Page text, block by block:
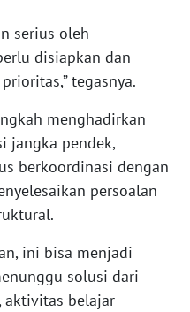
serius oleh
disiapkan dan
tegasnya.
menghadirkan
jangka pendek,
berkoordinasi dengan
persoalan
ini bisa menjadi
solusi dari
aktivitas belajar